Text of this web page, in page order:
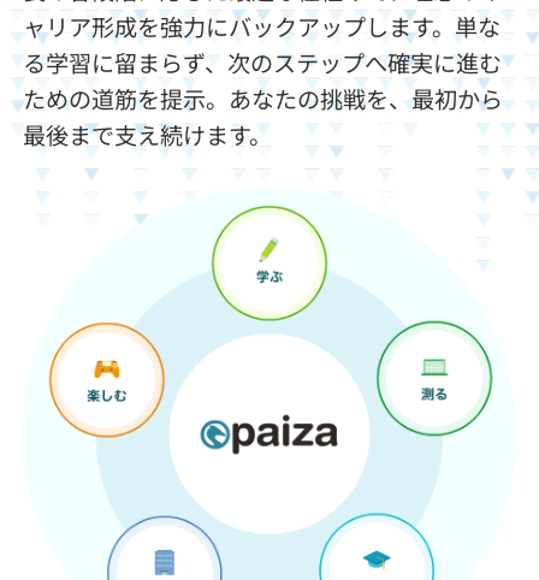
ャリア形成を強力にバックアップします。単な
る学習に留まらず、次のステップへ確実に進む
ための道筋を提示。あなたの挑戦を、最初から
最後まで支え続けます。